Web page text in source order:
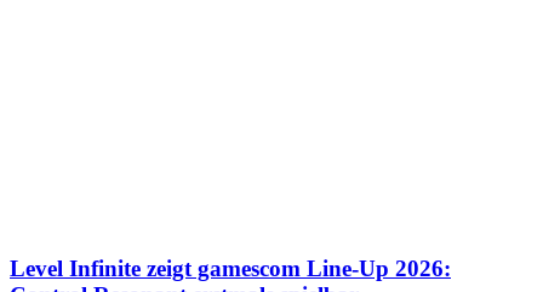
Level Infinite zeigt gamescom Line-Up 2026: